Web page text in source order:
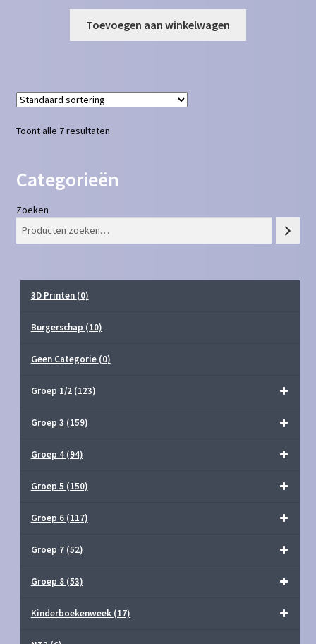
Toevoegen aan winkelwagen
Toont alle 7 resultaten
Categorieën
Zoeken
3D Printen (0)
Burgerschap (10)
Geen Categorie (0)
Groep 1/2 (123)
Groep 3 (159)
Groep 4 (94)
Groep 5 (150)
Groep 6 (117)
Groep 7 (52)
Groep 8 (53)
Kinderboekenweek (17)